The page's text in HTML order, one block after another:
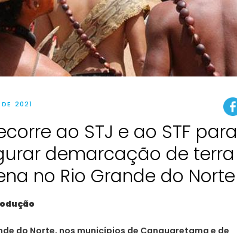
2021
ao STJ e ao STF para
demarcação de terra
no Rio Grande do Norte